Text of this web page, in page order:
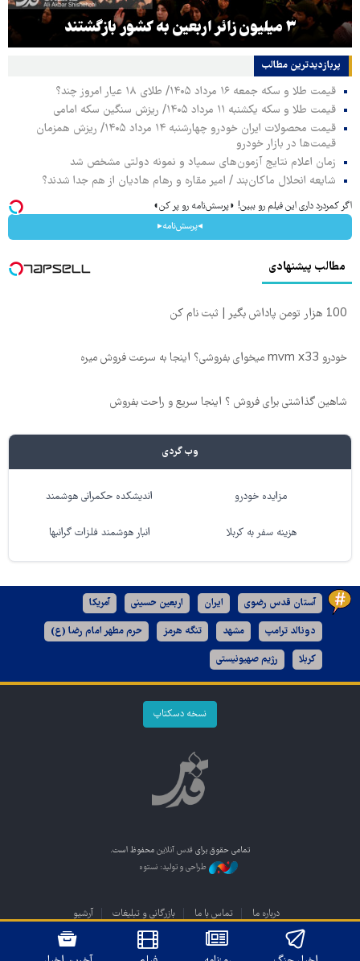
۳ میلیون زائر اربعین به کشور بازگشتند
پربازدیدترین‌ مطالب
قیمت طلا و سکه جمعه ۱۶ مرداد ۱۴۰۵/ طلای ۱۸ عیار امروز چند؟
قیمت طلا و سکه یکشنبه ۱۱ مرداد ۱۴۰۵/ ریزش سنگین سکه امامی
قیمت محصولات ایران خودرو چهارشنبه ۱۴ مرداد ۱۴۰۵/ ریزش همزمان
قیمت‌ها در بازار خودرو
زمان اعلام نتایج آزمون‌های سمپاد و نمونه دولتی مشخص شد
شایعه انحلال ماکان‌بند / امیر مقاره و رهام هادیان از هم جدا شدند؟
اگر کمردرد داری این فیلم رو ببین! ◗پرسش‌نامه رو پر کن◖
◂پرسش‌نامه▸
مطالب پیشنهادی
100 هزار تومن پاداش بگیر | ثبت نام کن
خودرو mvm x33 میخوای بفروشی؟ اینجا به سرعت فروش میره
شاهین گذاشتی برای فروش ؟ اینجا سریع و راحت بفروش
وب گردی
مزایده خودرو اندیشکده حکمرانی هوشمند
هزینه سفر به کربلا انبار هوشمند فلزات گرانبها
آستان قدس رضوی ایران اربعین حسینی آمریکا
دونالد ترامپ مشهد تنگه هرمز حرم مطهر امام رضا (ع)
کربلا رژیم صهیونیستی
نسخه دسکتاپ
تمامی حقوق برای قدس آنلاین محفوظ است.
طراحی و تولید: نستوه
درباره ما تماس با ما بازرگانی و تبلیغات آرشیو